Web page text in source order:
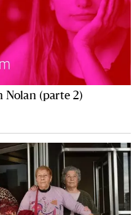
Nolan (parte 2)